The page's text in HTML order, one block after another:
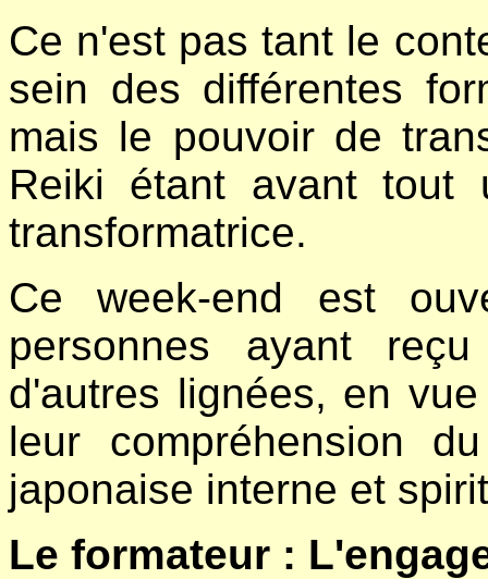
Ce n'est pas tant le
sein des différentes
mais le pouvoir de
Reiki étant avant tout
transformatrice.
Ce week-end est
personnes ayant
d'autres lignées, en
leur compréhension
japonaise interne et
Le formateur :